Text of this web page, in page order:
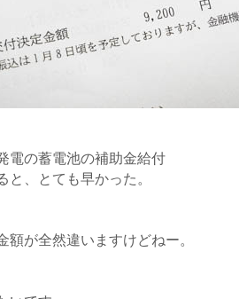
電の蓄電池の補助金給付
と、とても早かった。
額が全然違いますけどねー。